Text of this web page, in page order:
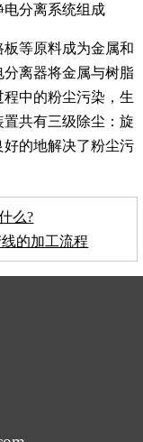
分离系统组成
等原料成为金属和
离器将金属与树脂
中的粉尘污染，生
共有三级除尘：旋
的地解决了粉尘污
么?
的加工流程